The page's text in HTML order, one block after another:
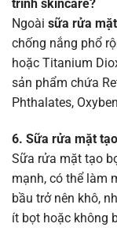
trình skincare?
Ngoài sữa rửa
chống nắng phổ
hoặc Titanium
sản phẩm chứa
Phthalates,
6. Sữa rửa mặt
Sữa rửa mặt tạo
mạnh, có thể làm
bầu trở nên khô,
ít bọt hoặc không